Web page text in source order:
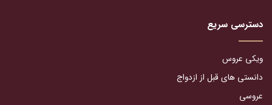
دسترسی سریع
ویکی عروس
دانستی های قبل از ازدواج
عروسی